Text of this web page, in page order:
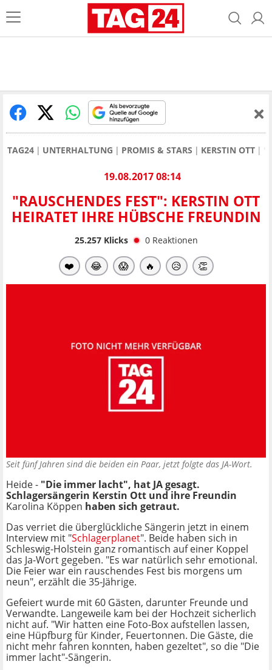
TAG24 UNTERHALTUNG PROMIS & STARS KERSTIN OTT
19.08.2017 08:14
"RAUSCHENDES FEST": KERSTIN OTT
HEIRATET IHRE HÜBSCHE FREUNDIN
25.257Klicks 0 Reaktionen
❤️ 😂 😱 🔥 😥 👏
Seit fünf Jahren sind die beiden ein Paar, jetzt folgte das JA-Wort.
Heide - "Die immer lacht", hat JA gesagt.
Schlagersängerin Kerstin Ott und ihre Freundin
Karolina Köppen haben sich getraut.
Das verriet die überglückliche Sängerin jetzt in einem
Interview mit "Schlagerplanet". Beide haben sich in
Schleswig-Holstein ganz romantisch auf einer Koppel
das Ja-Wort gegeben. "Es war natürlich sehr emotional.
Die Feier war ein rauschendes Fest bis morgens um
neun", erzählt die 35-Jährige.
Gefeiert wurde mit 60 Gästen, darunter Freunde und
Verwandte. Langeweile kam bei der Hochzeit sicherlich
nicht auf. "Wir hatten eine Foto-Box aufstellen lassen,
eine Hüpfburg für Kinder, Feuertonnen. Die Gäste, die
nicht mehr fahren konnten, haben gezeltet", so die "Die
immer lacht"-Sängerin.